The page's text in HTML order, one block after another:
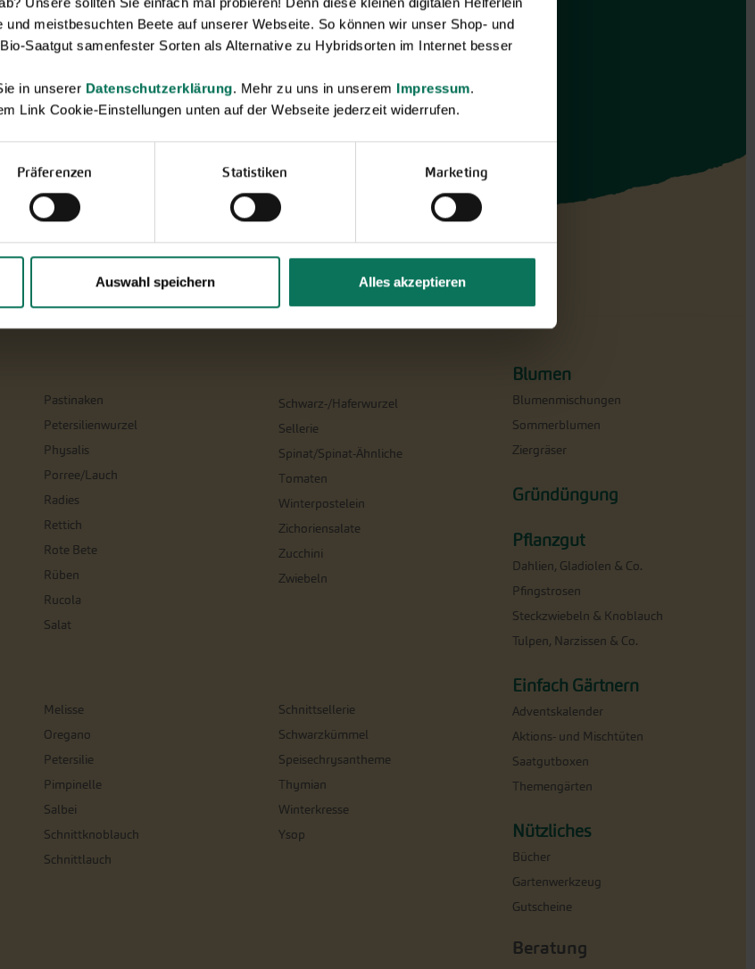
meistbesuchten Beete auf unserer Webseite. So können wir unser Shop- und
Saatgut samenfester Sorten als Alternative zu Hybridsorten im Internet besser
in unserer Datenschutzerklärung. Mehr zu uns in unserem Impressum.
Link Cookie-Einstellungen unten auf der Webseite jederzeit widerrufen.
Präferenzen Statistiken Marketing
Auswahl speichern Alles akzeptieren
Pastinaken
Petersilienwurzel
Physalis
Porree/Lauch
Radies
Rettich
Rote Bete
Rüben
Rucola
Salat
Schwarz-/Haferwurzel
Sellerie
Spinat/Spinat-Ähnliche
Tomaten
Winterpostelein
Zichoriensalate
Zucchini
Zwiebeln
Melisse
Oregano
Petersilie
Pimpinelle
Salbei
Schnittknoblauch
Schnittlauch
Schnittsellerie
Schwarzkümmel
Speisechrysantheme
Thymian
Winterkresse
Ysop
Blumen
Blumenmischungen
Sommerblumen
Ziergräser
Gründüngung
Pflanzgut
Dahlien, Gladiolen & Co.
Pfingstrosen
Steckzwiebeln & Knoblauch
Tulpen, Narzissen & Co.
Einfach Gärtnern
Adventskalender
Aktions- und Mischtüten
Saatgutboxen
Themengärten
Nützliches
Bücher
Gartenwerkzeug
Gutscheine
Beratung